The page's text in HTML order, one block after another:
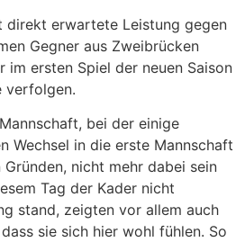
direkt erwartete Leistung gegen
Gegner aus Zweibrücken
im ersten Spiel der neuen Saison
verfolgen.
bei der einige
Wechsel in die erste Mannschaft
nicht mehr dabei sein
Tag der Kader nicht
stand, zeigten vor allem auch
sie sich hier wohl fühlen. So